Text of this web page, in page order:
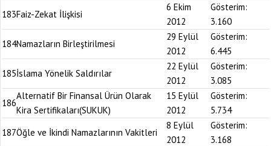
183Faiz-Zekat İlişkisi
6 Ekim
2012
Gösterim:
3.160
184Namazların Birleştirilmesi
29 Eylül
2012
Gösterim:
6.445
185İslama Yönelik Saldırılar
22 Eylül
2012
Gösterim:
3.085
186
Alternatif Bir Finansal Ürün Olarak
Kira Sertifikaları(SUKUK)
15 Eylül
2012
Gösterim:
5.734
187Öğle ve İkindi Namazlarının Vakitleri
8 Eylül
2012
Gösterim:
3.168